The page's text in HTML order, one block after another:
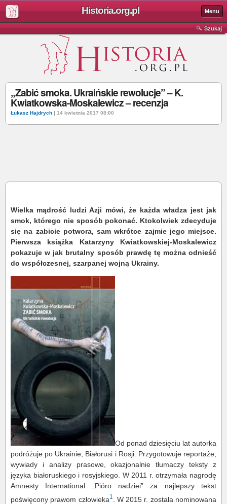
Historia.org.pl Menu
Szukaj
„Zabić smoka. Ukraińskie rewolucje” – K.
Kwiatkowska-Moskalewicz – recenzja
Łukasz Hajdrych | 14 kwietnia 2017 08:00
Wielka mądrość ludzi Azji mówi, że każda władza jest jak
smok, którego nie sposób pokonać. Ktokolwiek zdecyduje
się na zabicie potwora, sam wkrótce zajmie jego miejsce.
Pierwsza książka Katarzyny Kwiatkowskiej-Moskalewicz
pokazuje w jak brutalny sposób prawdę tę można odnieść
do współczesnej, szarpanej wojną Ukrainy.
Od ponad dziesięciu lat autorka
podróżuje po Ukrainie, Białorusi i Rosji. Przygotowuje reportaże,
wywiady i analizy prasowe, okazjonalnie tłumaczy teksty z
języka białoruskiego i rosyjskiego. W 2011 r. otrzymała nagrodę
Amnesty International „Pióro nadziei” za najlepszy tekst
poświęcony prawom człowieka1
. W 2015 r. została nominowana